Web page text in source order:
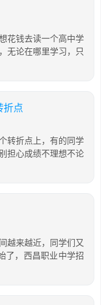
花钱去读一个高中学
无论在哪里学习，只
折点
转折点上，有的同学
担心成绩不理想不论
越来越近，同学们又
了，西昌职业中学招